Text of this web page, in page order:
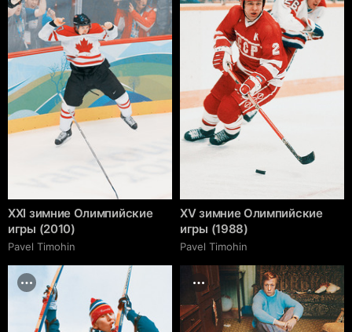
XXI зимние Олимпийские
игры (2010)
Pavel Timohin
XV зимние Олимпийские
игры (1988)
Pavel Timohin